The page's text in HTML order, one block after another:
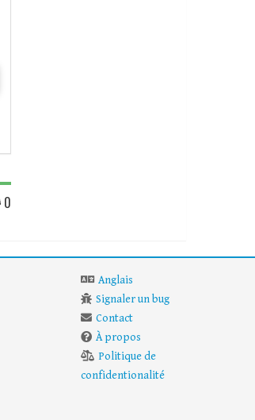
0
Anglais
Signaler un bug
Contact
À propos
Politique de
confidentionalité